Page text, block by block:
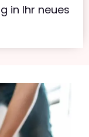
in Ihr neues